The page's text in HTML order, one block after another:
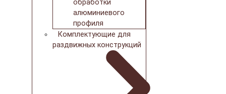
обработки
алюминиевого
профиля
Комплектующие для
раздвижных конструкций